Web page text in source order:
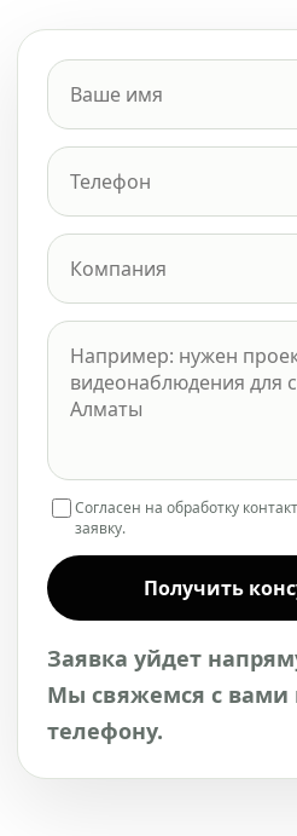
Согласен на обработку
заявку.
Получить
Заявка уйдет
Мы свяжемся с вами
телефону.